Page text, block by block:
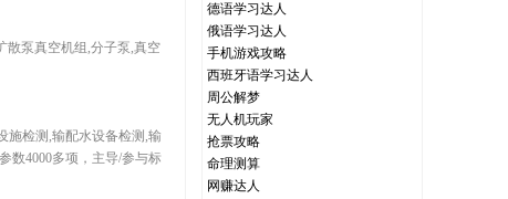
散泵真空机组,分子泵,真空
施检测,输配水设备检测,输
数4000多项，主导/参与标
德语学习达人
俄语学习达人
手机游戏攻略
西班牙语学习达人
周公解梦
无人机玩家
抢票攻略
命理测算
网赚达人